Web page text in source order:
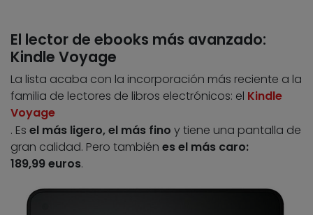
El lector de ebooks más avanzado:
Kindle Voyage
La lista acaba con la incorporación más reciente a la
familia de lectores de libros electrónicos: el Kindle
Voyage
. Es el más ligero, el más fino y tiene una pantalla de
gran calidad. Pero también es el más caro:
189,99 euros.